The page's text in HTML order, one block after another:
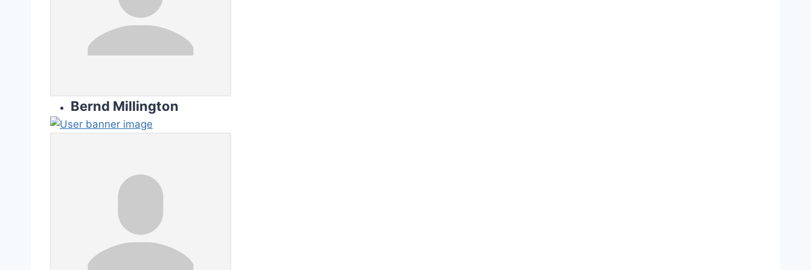
Bernd Millington